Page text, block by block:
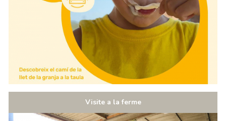
Visite a la ferme